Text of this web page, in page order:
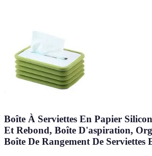
Boîte À Serviettes En Papier
Et Rebond, Boîte D'aspiration,
Boîte De Rangement De Serviettes